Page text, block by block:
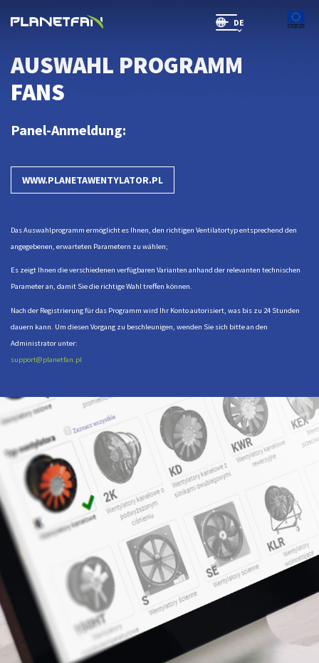
DE
AUSWAHL PROGRAMM
FANS
Panel-Anmeldung:
WWW.PLANETAWENTYLATOR.PL
Das Auswahlprogramm ermöglicht es Ihnen, den richtigen Ventilatortyp entsprechend den
angegebenen, erwarteten Parametern zu wählen;
Es zeigt Ihnen die verschiedenen verfügbaren Varianten anhand der relevanten technischen
Parameter an, damit Sie die richtige Wahl treffen können.
Nach der Registrierung für das Programm wird Ihr Konto autorisiert, was bis zu 24 Stunden
dauern kann. Um diesen Vorgang zu beschleunigen, wenden Sie sich bitte an den
Administrator unter:
support@planetfan.pl